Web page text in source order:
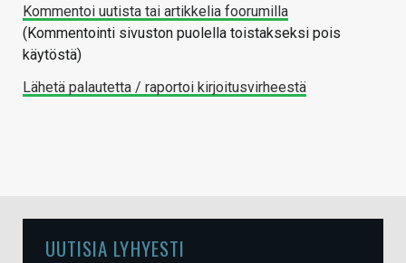
Kommentoi uutista tai artikkelia foorumilla
(Kommentointi sivuston puolella toistakseksi pois
käytöstä)
Lähetä palautetta / raportoi kirjoitusvirheestä
UUTISIA LYHYESTI